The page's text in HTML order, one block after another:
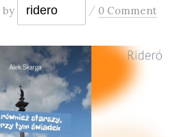
by ridero / 0 Comment